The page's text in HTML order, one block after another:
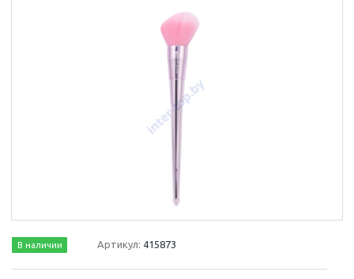
В наличии Артикул: 415873